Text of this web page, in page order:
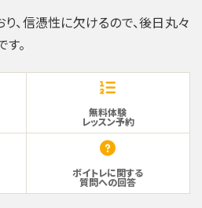
、信憑性に欠けるので、後日丸々
。
無料体験
レッスン予約
ボイトレに関する
質問への回答